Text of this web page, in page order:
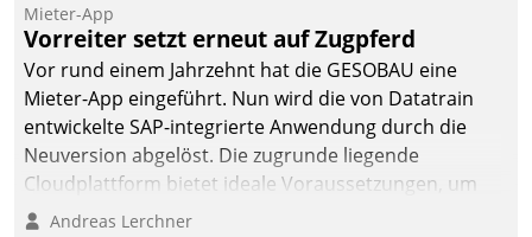
Mieter-App
Vorreiter setzt erneut auf Zugpferd
Vor rund einem Jahrzehnt hat die GESOBAU eine
Mieter-App eingeführt. Nun wird die von Datatrain
entwickelte SAP-integrierte Anwendung durch die
Neuversion abgelöst. Die zugrunde liegende
Cloudplattform bietet ideale Voraussetzungen, um
die Funktionalität der App zu erweitern und weitere
Andreas Lerchner